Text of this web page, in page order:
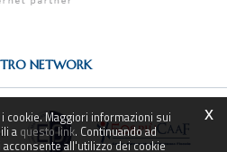
x
cookie. Maggiori informazioni sui
a questo link. Continuando ad
all'utilizzo dei cookie
NETWORK